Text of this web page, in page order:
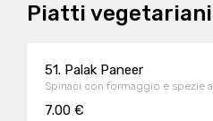
Piatti vegetariani
51. Palak Paneer
Spinaci con formaggio e spezie
7.00 €